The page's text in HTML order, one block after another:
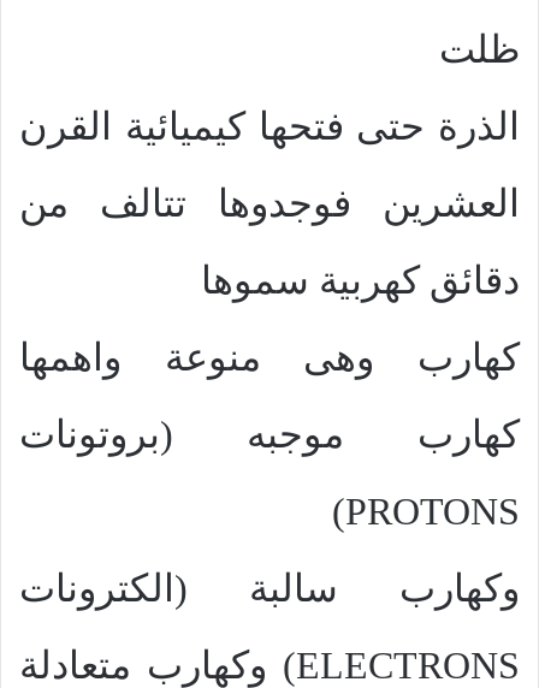
ظلت
الذرة حتى فتحها كيميائية القرن
العشرين فوجدوها تتالف من
دقائق كهربية سموها
كهارب وهى منوعة واهمها
كهارب موجبه (بروتونات
PROTONS
)
وكهارب سالبة (الكترونات
ELECTRONS) وكهارب متعادلة